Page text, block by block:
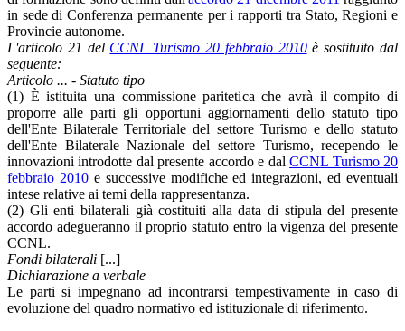
in sede di Conferenza permanente per i rapporti tra Stato, Regioni e
Provincie autonome.
L'articolo 21 del CCNL Turismo 20 febbraio 2010è sostituito dal
seguente:
Articolo ... - Statuto tipo
(1) È istituita una commissione paritetica che avrà il compito di
proporre alle parti gli opportuni aggiornamenti dello statuto tipo
dell'Ente Bilaterale Territoriale del settore Turismo e dello statuto
dell'Ente Bilaterale Nazionale del settore Turismo, recependo le
innovazioni introdotte dal presente accordo e dalCCNL Turismo 20
febbraio 2010e successive modifiche ed integrazioni, ed eventuali
intese relative ai temi della rappresentanza.
(2) Gli enti bilaterali già costituiti alla data di stipula del presente
accordo adegueranno il proprio statuto entro la vigenza del presente
CCNL.
Fondi bilaterali [...]
Dichiarazione a verbale
Le parti si impegnano ad incontrarsi tempestivamente in caso di
evoluzione del quadro normativo ed istituzionale di riferimento.